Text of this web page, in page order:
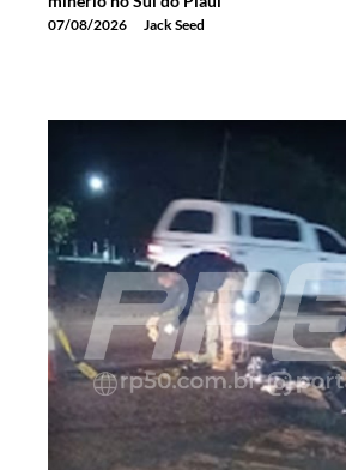
07/08/2026 Jack Seed